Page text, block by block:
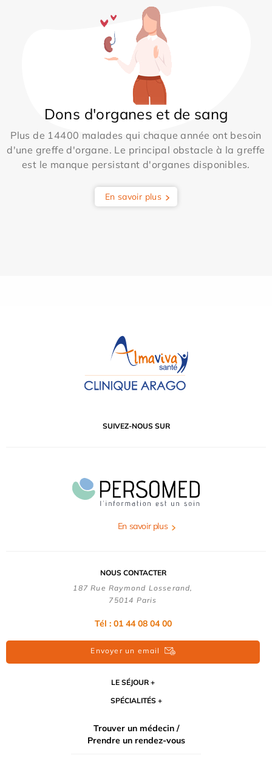
Dons d'organes et de sang
Plus de 14400 malades qui chaque année ont besoin
d'une greffe d'organe. Le principal obstacle à la greffe
est le manque persistant d'organes disponibles.
En savoir plus
SUIVEZ-NOUS SUR
En savoir plus
NOUS CONTACTER
187 Rue Raymond Losserand,
75014 Paris
Tél : 01 44 08 04 00
Envoyer un email
LE SÉJOUR
SPÉCIALITÉS
Trouver un médecin /
Prendre un rendez-vous